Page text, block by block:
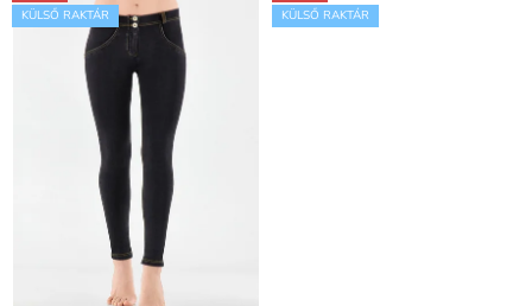
KÜLSŐ RAKTÁR
KÜLSŐ RAKTÁR